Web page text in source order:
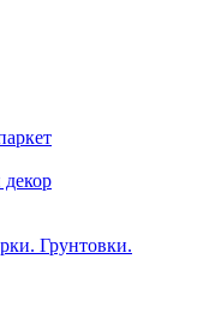
Грунтовки.